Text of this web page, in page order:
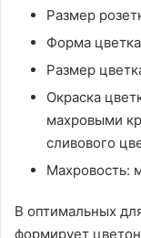
Размер
Форма
Размер
Окраска
махровыми
сливового
Махровость:
В оптимальных
формирует